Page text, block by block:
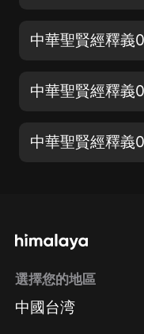
選擇您的地區
中國台湾